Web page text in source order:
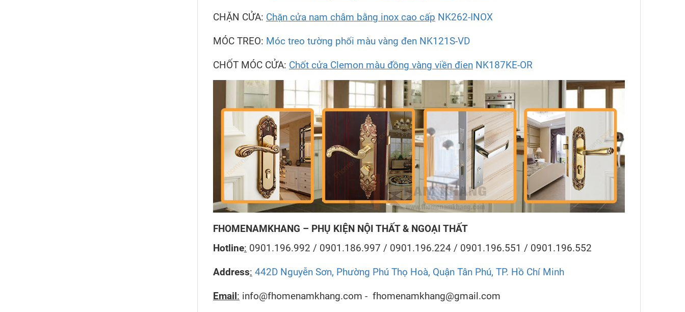
CHẶN CỬA: Chặn cửa nam châm bằng inox cao cấp NK262-INOX
MÓC TREO: Móc treo tường phối màu vàng đen NK121S-VD
CHỐT MÓC CỬA: Chốt cửa Clemon màu đồng vàng viền đien NK187KE-OR
FHOMENAMKHANG – PHỤ KIỆN NỘI THẤT & NGOẠI THẤT
Hotline: 0901.196.992 / 0901.186.997 / 0901.196.224 / 0901.196.551 / 0901.196.552
Address: 442D Nguyễn Sơn, Phường Phú Thọ Hoà, Quận Tân Phú, TP. Hồ Chí Minh
Email : info@fhomenamkhang.com - fhomenamkhang@gmail.com